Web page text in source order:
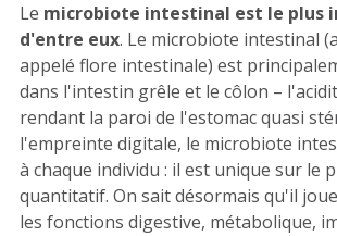
Le microbiote intestinal est le plus
d'entre eux. Le microbiote intestinal
appelé flore intestinale) est
dans l'intestin grêle et le côlon –
rendant la paroi de l'estomac quasi
l'empreinte digitale, le microbiote
à chaque individu : il est unique sur le
quantitatif. On sait désormais qu'il
les fonctions digestive, métabolique,